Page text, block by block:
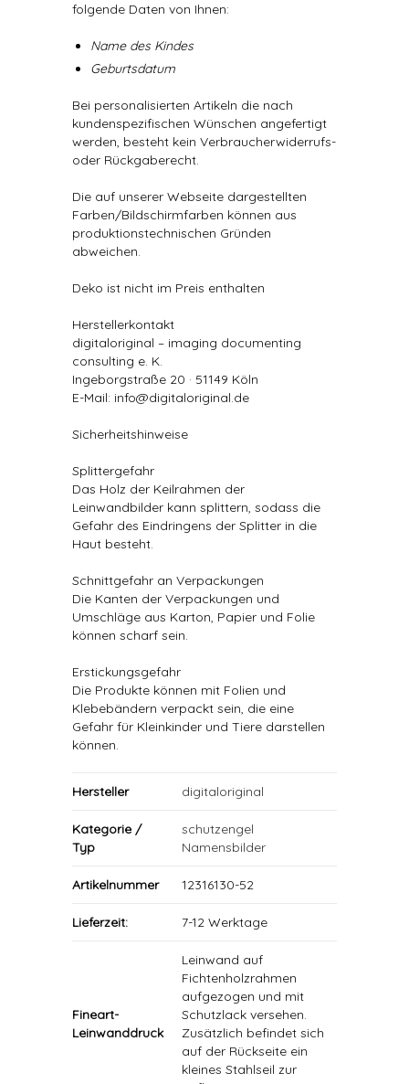
folgende Daten von Ihnen:
Name des Kindes
Geburtsdatum
Bei personalisierten Artikeln die nach
kundenspezifischen Wünschen angefertigt
werden, besteht kein Verbraucherwiderrufs-
oder Rückgaberecht.
Die auf unserer Webseite dargestellten
Farben/Bildschirmfarben können aus
produktionstechnischen Gründen
abweichen.
Deko ist nicht im Preis enthalten
Herstellerkontakt
digitaloriginal – imaging documenting
consulting e. K.
Ingeborgstraße 20 · 51149 Köln
E-Mail: info@digitaloriginal.de
Sicherheitshinweise
Splittergefahr
Das Holz der Keilrahmen der
Leinwandbilder kann splittern, sodass die
Gefahr des Eindringens der Splitter in die
Haut besteht.
Schnittgefahr an Verpackungen
Die Kanten der Verpackungen und
Umschläge aus Karton, Papier und Folie
können scharf sein.
Erstickungsgefahr
Die Produkte können mit Folien und
Klebebändern verpackt sein, die eine
Gefahr für Kleinkinder und Tiere darstellen
können.
Hersteller digitaloriginal
Kategorie /
Typ
schutzengel
Namensbilder
Artikelnummer 12316130-52
Lieferzeit: 7-12 Werktage
Fineart-
Leinwanddruck
Leinwand auf
Fichtenholzrahmen
aufgezogen und mit
Schutzlack versehen.
Zusätzlich befindet sich
auf der Rückseite ein
kleines Stahlseil zur